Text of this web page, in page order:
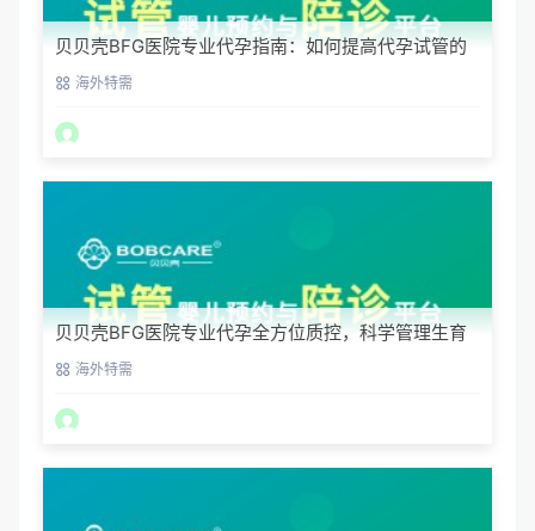
贝贝壳BFG医院专业代孕指南：如何提高代孕试管的
成功率？
海外特需
贝贝壳BFG医院专业代孕全方位质控，科学管理生育
每一步
海外特需